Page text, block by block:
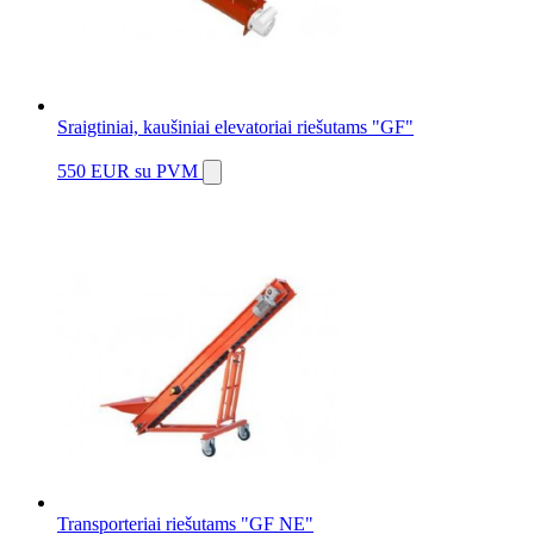
Sraigtiniai, kaušiniai elevatoriai riešutams "GF"
550 EUR su PVM
Transporteriai riešutams "GF NE"